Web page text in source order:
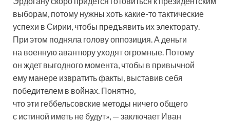
выборам, потому нужны хоть какие-то тактические
успехи в Сирии, чтобы предъявить их электорату.
При этом подняла голову оппозиция. А деньги
на военную авантюру уходят огромные. Потому
он ждет выгодного момента, чтобы в привычной
ему манере извратить факты, выставив себя
победителем в войнах. Понятно,
что эти геббельсовские методы ничего общего
с истиной иметь не будут», — заключает Иван